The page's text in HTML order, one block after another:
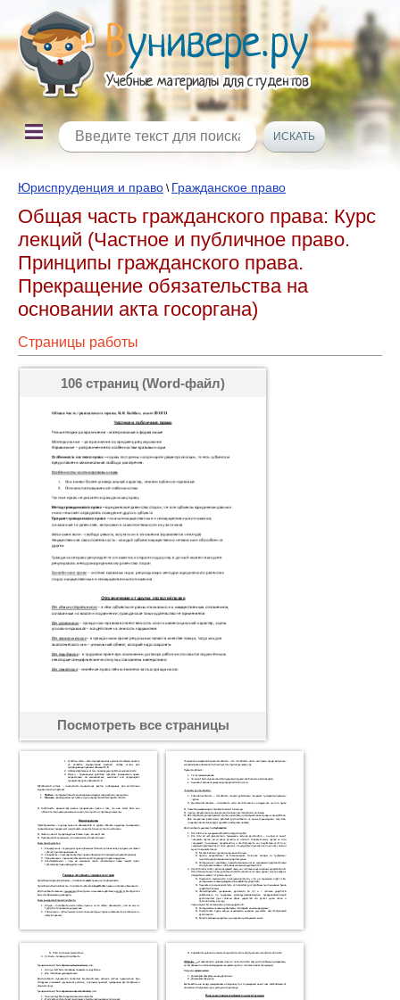
Юриспруденция и право \ Гражданское право
Общая часть гражданского права: Курс
лекций (Частное и публичное право.
Принципы гражданского права.
Прекращение обязательства на
основании акта госоргана)
Страницы работы
106 страниц (Word-файл)
Посмотреть все страницы